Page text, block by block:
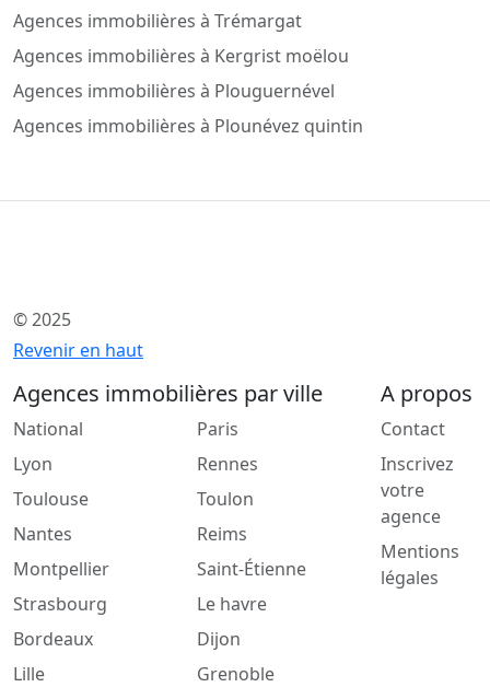
Agences immobilières à Trémargat
Agences immobilières à Kergrist moëlou
Agences immobilières à Plouguernével
Agences immobilières à Plounévez quintin
© 2025
Revenir en haut
Agences immobilières par ville
National
Lyon
Toulouse
Nantes
Montpellier
Strasbourg
Bordeaux
Lille
Paris
Rennes
Toulon
Reims
Saint-Étienne
Le havre
Dijon
Grenoble
A propos
Contact
Inscrivez
votre
agence
Mentions
légales